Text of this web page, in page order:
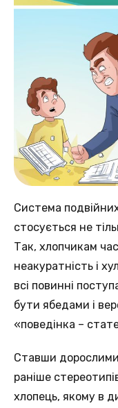
Система
стосується не
Так, хлопчикам
неакуратність і
всі повинні
бути ябедами і
«поведінка –
Ставши
раніше
хлопець, якому в